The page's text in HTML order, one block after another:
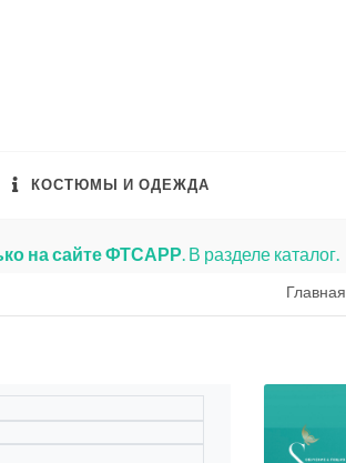
КОСТЮМЫ И ОДЕЖДА
на сайте ФТСАРР. В разделе каталог.
Главная